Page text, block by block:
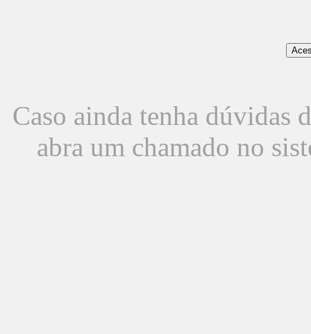
Caso ainda tenha dúvidas
abra um chamado no